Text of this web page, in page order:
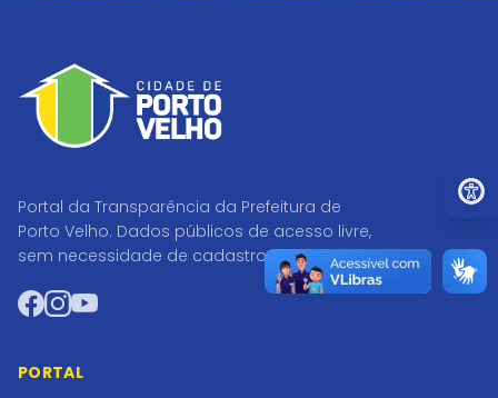
Portal da Transparência da Prefeitura de
Porto Velho. Dados públicos de acesso livre,
sem necessidade de cadastro.
Facebook
Instagram
YouTube
PORTAL
Ir